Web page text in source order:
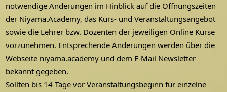
notwendige Änderungen im Hinblick auf die Öffnungszeiten
der Niyama.Academy, das Kurs- und Veranstaltungsangebot
sowie die Lehrer bzw. Dozenten der jeweiligen Online Kurse
vorzunehmen. Entsprechende Änderungen werden über die
Webseite niyama.academy und dem E-Mail Newsletter
bekannt gegeben.
Sollten bis 14 Tage vor Veranstaltungsbeginn für einzelne